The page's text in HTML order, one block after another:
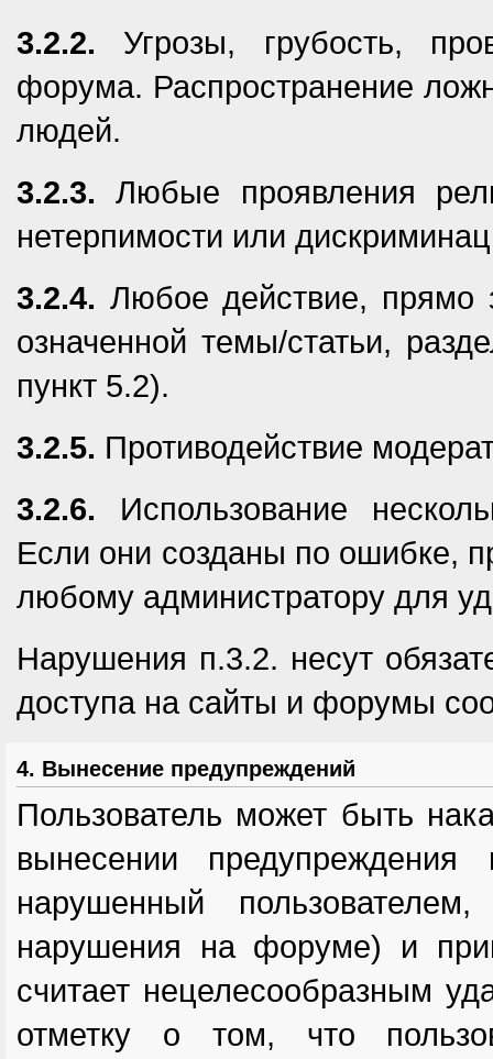
3.2.2. Угрозы, грубость,
форума. Распространение
людей.
3.2.3. Любые проявления
нетерпимости или
3.2.4. Любое действие, прямо
означенной темы/статьи,
пункт 5.2).
3.2.5. Противодействие
3.2.6. Использование
Если они созданы по ошибке,
любому администратору для
Нарушения п.3.2. несут
доступа на сайты и форумы
4. Вынесение предупреждений
Пользователь может быть
вынесении предупреждения
нарушенный
нарушения на форуме) и
считает нецелесообразным
отметку о том, что